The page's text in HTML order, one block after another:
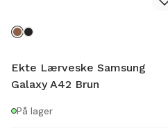
Ekte Lærveske Samsung
Galaxy A42 Brun
På lager